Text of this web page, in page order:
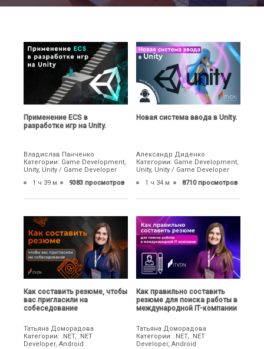
Применение ECS в
разработке игр на Unity.
Владислав Панченко
Категории: Game Development,
Unity, Unity / Game Developer
1 ч 39 м
9383 просмотров
Новая система ввода в Unity.
Александр Диденко
Категории: Game Development,
Unity, Unity / Game Developer
1 ч 34 м
8710 просмотров
Как составить резюме, чтобы
вас пригласили на
собеседование
Татьяна Доморадова
Категории: .NET, .NET
Developer, Android
Как правильно составить
резюме для поиска работы в
международной IT-компании
Татьяна Доморадова
Категории: .NET, .NET
Developer, Android